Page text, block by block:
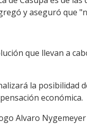
y aseguró que
que llevan a
la posibilidad
económica.
Alvaro